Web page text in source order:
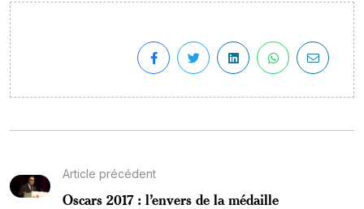
Article précédent
Oscars 2017 : l’envers de la médaille